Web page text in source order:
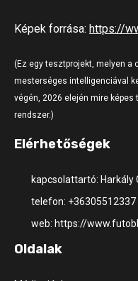
Képek forrása: https://
(Ez egy tesztprojekt, melyen a
mesterséges intelligenciával
végén, 2026 elején mire
rendszer.)
Elérhetőségek
kapcsolattartó: Harkály
telefon: +36305512337
web: https://
Oldalak